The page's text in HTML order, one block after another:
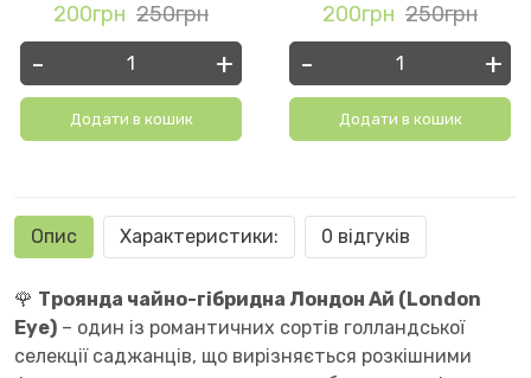
200грн 250грн
- +
Додати в кошик
200грн 250грн
- +
Додати в кошик
Опис Характеристики: 0 відгуків
🌹 Троянда чайно-гібридна Лондон Ай (London
Eye) – один із романтичних сортів голландської
селекції саджанців, що вирізняється розкішними